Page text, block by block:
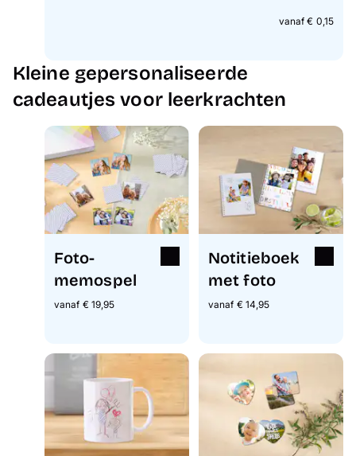
vanaf € 0,15
Kleine gepersonaliseerde
cadeautjes voor leerkrachten
Foto-
memospel
vanaf € 19,95
Notitieboek
met foto
vanaf € 14,95